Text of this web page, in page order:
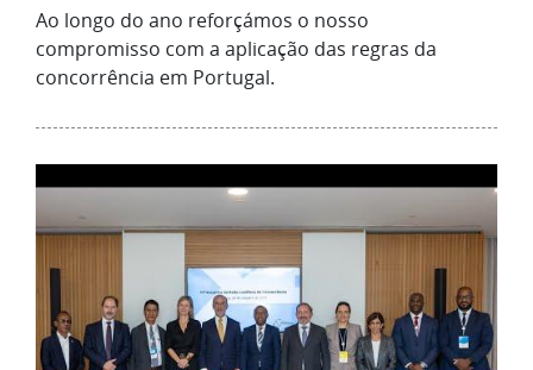
Ao longo do ano reforçámos o nosso
compromisso com a aplicação das regras da
concorrência em Portugal.